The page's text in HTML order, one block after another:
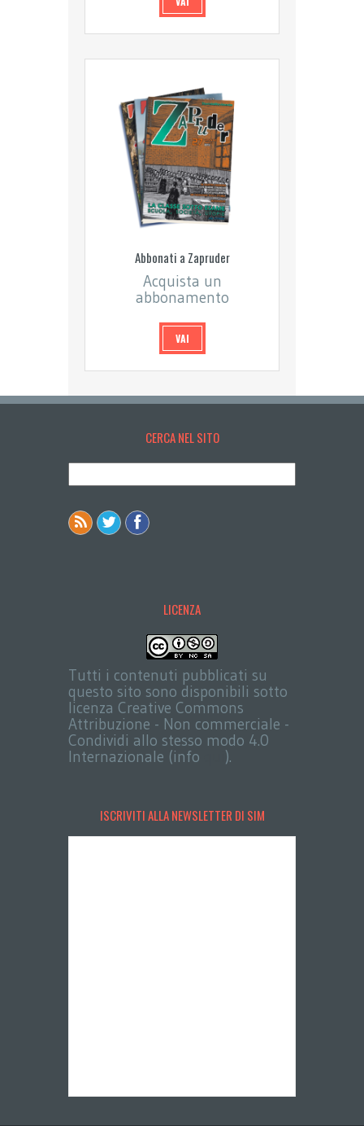
Abbonati a Zapruder
Acquista un
abbonamento
VAI
CERCA NEL SITO
LICENZA
Tutti i contenuti pubblicati su
questo sito sono disponibili sotto
licenza Creative Commons
Attribuzione - Non commerciale -
Condividi allo stesso modo 4.0
Internazionale (info
).
ISCRIVITI ALLA NEWSLETTER DI SIM